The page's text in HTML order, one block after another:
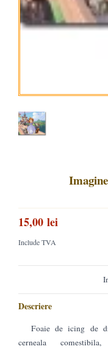
15,00 lei
Include TVA
Descriere
Foaie de icing de
cerneala